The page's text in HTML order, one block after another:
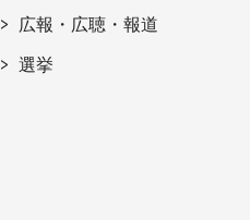
広報・広聴・報道
選挙